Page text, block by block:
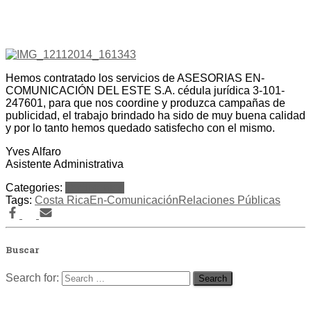
Hemos contratado los servicios de ASESORIAS EN-
COMUNICACIÓN DEL ESTE S.A. cédula jurídica 3-101-
247601, para que nos coordine y produzca campañas de
publicidad, el trabajo brindado ha sido de muy buena calidad
y por lo tanto hemos quedado satisfecho con el mismo.
Yves Alfaro
Asistente Administrativa
Categories:
Tags: Costa RicaEn-ComunicaciónRelaciones Públicas
Buscar
Search for: